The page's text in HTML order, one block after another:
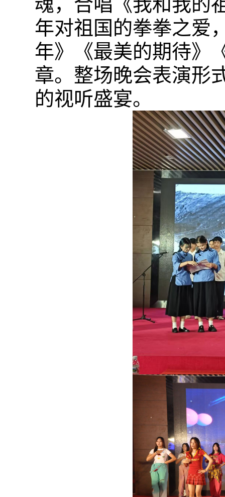
年对祖国 的拳拳之爱
年》《最美的期待》
章。整场晚会表演形
的视听盛宴。